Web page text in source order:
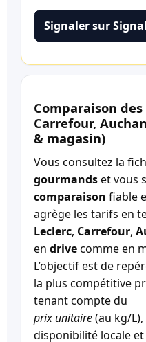
Signaler sur
Comparaison
Carrefour,
& magasin)
Vous consultez la
gourmandset vous
comparaison fiable
agrège les tarifs en
Leclerc, Carrefour,
en drivecomme en
L’objectif est de
la plus compétitive
tenant compte du
prix unitaire(au kg/L),
disponibilité locale